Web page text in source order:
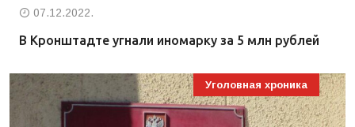
07.12.2022.
В Кронштадте угнали иномарку за 5 млн рублей
Уголовная хроника